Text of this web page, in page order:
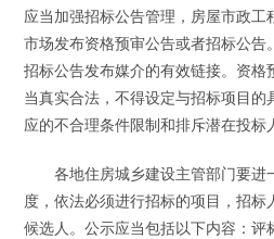
应当加强招标公告管理，房屋市政
市场发布资格预审公告或者招标公告
招标公告发布媒介的有效链接。资
当真实合法，不得设定与招标项目
应的不合理条件限制和排斥潜在投标
各地住房城乡建设主管部门要进
度，依法必须进行招标的项目，招
候选人。公示应当包括以下内容：评